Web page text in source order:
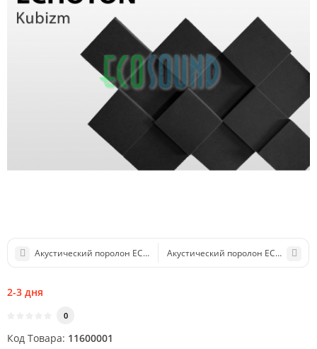
Акустический поролон ECHOTON hexatileАкустический поролон ECHOTON
2-3 дня
0
Код Товара: 11600001